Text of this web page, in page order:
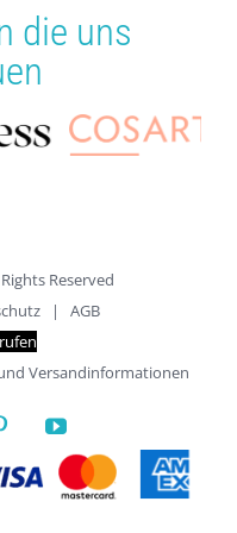
die uns
Reserved
| AGB
Versandinformationen